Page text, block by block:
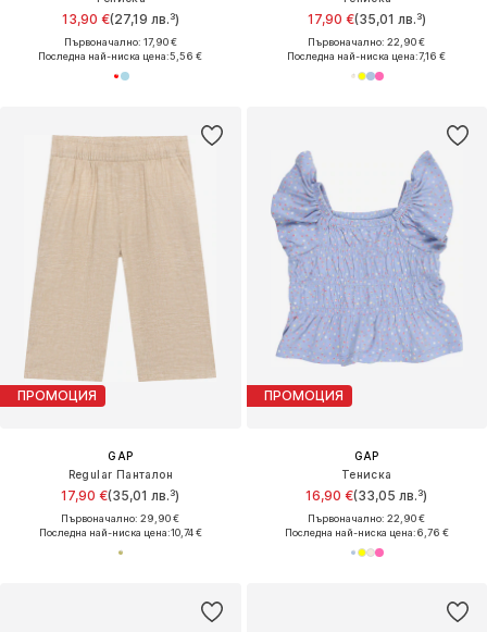
13,90 €(27,19 лв.³)
Първоначално: 17,90 €
Последна най-ниска цена:5,56 €
17,90 €(35,01 лв.³)
Първоначално: 22,90 €
Последна най-ниска цена:7,16 €
ПРОМОЦИЯ
GAP
Regular Панталон
17,90 €(35,01 лв.³)
Първоначално: 29,90 €
Последна най-ниска цена:10,74 €
ПРОМОЦИЯ
GAP
Тениска
16,90 €(33,05 лв.³)
Първоначално: 22,90 €
Последна най-ниска цена:6,76 €